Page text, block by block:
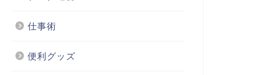
仕事術
便利グッズ